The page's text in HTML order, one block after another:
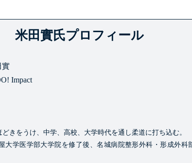
米田實氏プロフィール
實
Impact
きをうけ、中学、高校、大学時代を通し柔道に打ち込む。
大学医学部大学院を修了後、名城病院整形外科・形成外科